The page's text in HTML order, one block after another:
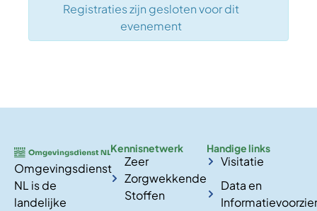
Registraties zijn gesloten voor dit
evenement
Omgevingsdienst
NL is de
landelijke
Kennisnetwerk
Zeer
Zorgwekkende
Stoffen
Handige links
Visitatie
Data en